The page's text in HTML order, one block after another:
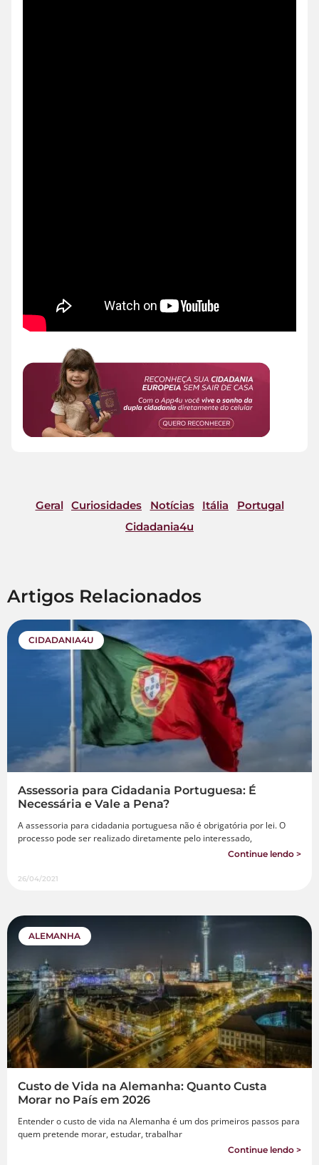
Geral Curiosidades Notícias Itália
Portugal
Cidadania4u
Artigos Relacionados
CIDADANIA4U
Assessoria para Cidadania Portuguesa: É
Necessária e Vale a Pena?
A assessoria para cidadania portuguesa não é obrigatória por lei. O
processo pode ser realizado diretamente pelo interessado,
Continue lendo >
26/04/2021
ALEMANHA
Custo de Vida na Alemanha: Quanto Custa
Morar no País em 2026
Entender o custo de vida na Alemanha é um dos primeiros passos para
quem pretende morar, estudar, trabalhar
Continue lendo >